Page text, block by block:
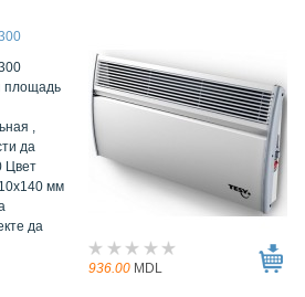
площадь
,
да
Цвет
мм
да
936.00 MDL